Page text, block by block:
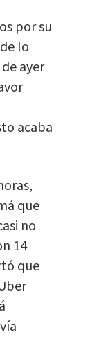
por su
lo
ayer
acaba
que
no
14
que